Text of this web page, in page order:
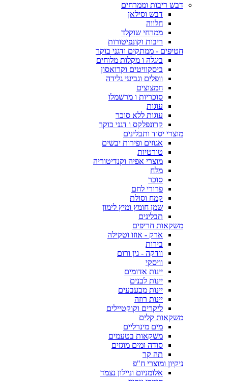
דבש ריבות וממרחים
דבש וסילאן
חלווה
ממרחי שוקלד
ריבות וקונפיטורות
חטיפים - ממתקים ודגני בוקר
ביגלה ו מקלות מלוחים
ביסקוויטים וקרואסון
וופלים וגביעי גלידה
חמצוצים
סוכריות ו מרשמלו
עוגות
עוגות ללא סוכר
קרונפלקס ו דגני בוקר
מוצרי יסוד ותבלינים
אגוזים ופירות יבשים
טורטיות
מוצרי אפיה וקנדיטוריה
מלח
סוכר
פרורי לחם
קמח וסולת
שמן חומץ ומיץ לימון
תבלינים
משקאות חריפים
ארק - אוזו וטקילה
בירות
וודקה - גין ורום
וויסקי
יינות אדומים
יינות לבנים
יינות מבעבעים
יינות רוזה
ליקרים וקוקטיילים
משקאות קלים
מים מינרליים
משקאות בטעמים
סודה ומים מוגזים
תה קר
ניקיון ומוצרי ח"פ
אלומניום וניילון נצמד